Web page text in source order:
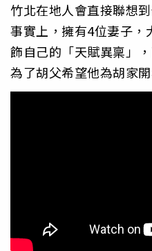
竹北在地人會直接聯想
事實上，擁有4位妻子，
飾自己的「天賦異稟」
為了胡父希望他為胡家